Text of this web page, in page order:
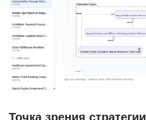
Точка зрения стратегии